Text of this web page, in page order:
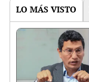
LO MÁS VISTO